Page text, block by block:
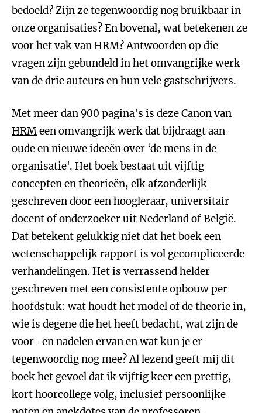
bedoeld? Zijn ze tegenwoordig nog bruikbaar in
onze organisaties? En bovenal, wat betekenen ze
voor het vak van HRM? Antwoorden op die
vragen zijn gebundeld in het omvangrijke werk
van de drie auteurs en hun vele gastschrijvers.
Met meer dan 900 pagina's is dezeCanon van
HRMeen omvangrijk werk dat bijdraagt aan
oude en nieuwe ideeën over ‘de mens in de
organisatie'. Het boek bestaat uit vijftig
concepten en theorieën, elk afzonderlijk
geschreven door een hoogleraar, universitair
docent of onderzoeker uit Nederland of België.
Dat betekent gelukkig niet dat het boek een
wetenschappelijk rapport is vol gecompliceerde
verhandelingen. Het is verrassend helder
geschreven met een consistente opbouw per
hoofdstuk: wat houdt het model of de theorie in,
wie is degene die het heeft bedacht, wat zijn de
voor- en nadelen ervan en wat kun je er
tegenwoordig nog mee? Al lezend geeft mij dit
boek het gevoel dat ik vijftig keer een prettig,
kort hoorcollege volg, inclusief persoonlijke